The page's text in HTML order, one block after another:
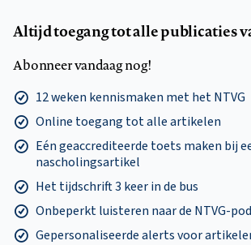
Altijd toegang tot alle publicaties
Abonneer vandaag nog!
12 weken kennismaken met het NTVG
Online toegang tot alle artikelen
Eén geaccrediteerde toets maken bij
nascholingsartikel
Het tijdschrift 3 keer in de bus
Onbeperkt luisteren naar de NTVG-
Gepersonaliseerde alerts voor